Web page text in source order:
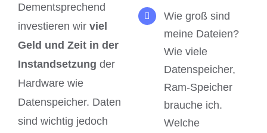
Dementsprechend
investieren wir viel
Geld und Zeit in der
Instandsetzung der
Hardware wie
Datenspeicher. Daten
sind wichtig jedoch
Wie groß sind
meine Dateien?
Wie viele
Datenspeicher,
Ram-Speicher
brauche ich.
Welche